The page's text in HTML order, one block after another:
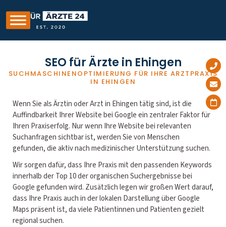
SEO für Ärzte in Ehingen
SUCHMASCHINENOPTIMIERUNG FÜR IHRE ARZTPRAXIS
IN EHINGEN
Wenn Sie als Ärztin oder Arzt in Ehingen tätig sind, ist die
Auffindbarkeit Ihrer Website bei Google ein zentraler Faktor für
Ihren Praxiserfolg. Nur wenn Ihre Website bei relevanten
Suchanfragen sichtbar ist, werden Sie von Menschen
gefunden, die aktiv nach medizinischer Unterstützung suchen.
Wir sorgen dafür, dass Ihre Praxis mit den passenden Keywords
innerhalb der Top 10 der organischen Suchergebnisse bei
Google gefunden wird. Zusätzlich legen wir großen Wert darauf,
dass Ihre Praxis auch in der lokalen Darstellung über Google
Maps präsent ist, da viele Patientinnen und Patienten gezielt
regional suchen.